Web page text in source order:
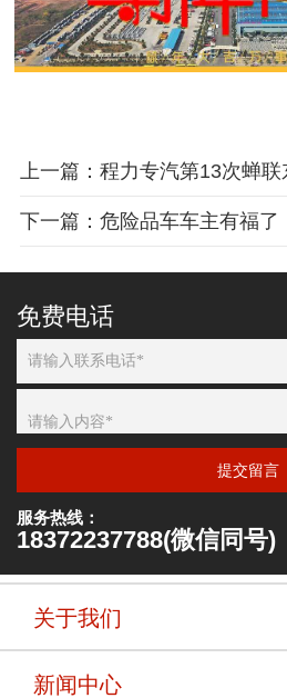
免费电话
提交留言
服务热线：
18372237788(微信同号)
关于我们
新闻中心